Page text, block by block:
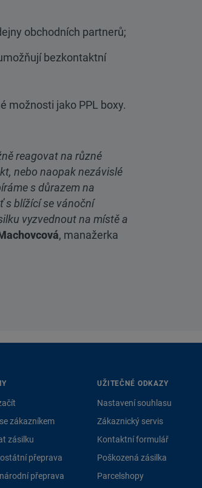
obchodních partnerů;
bezkontaktní
možnosti jako PPL boxy.
reagovat na různé
nebo naopak nezávislé
s důrazem na
s blížící se vánoční
vyzvednout na místě a
, manažerka
zákazníkem
zásilku
přeprava
přeprava
UŽITEČNÉ ODKAZY
Nastavení souhlasu
Zákaznický servis
Kontaktní formulář
Poškozená zásilka
Parcelshopy